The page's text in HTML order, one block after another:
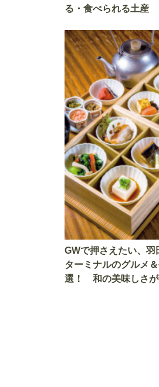
る・食べられる土産
GWで押さえたい、羽
ターミナルのグルメ
選！ 和の美味しさが